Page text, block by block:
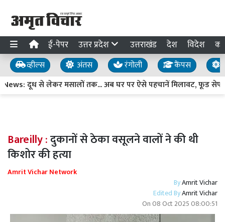
ई-पेपर उत्तर प्रदेश उत्तराखंड देश विदेश
व्हील्स अंतस रंगोली कैंपस
दूध से लेकर मसालों तक... अब घर पर ऐसे पहचानें मिलावट, फूड सेफ्टी
Bareilly :दुकानों से ठेका वसूलने वालों ने की थी
किशोर की हत्या
Amrit Vichar Network
ByAmrit Vichar
Edited ByAmrit Vichar
On08 Oct 2025 08:00:51